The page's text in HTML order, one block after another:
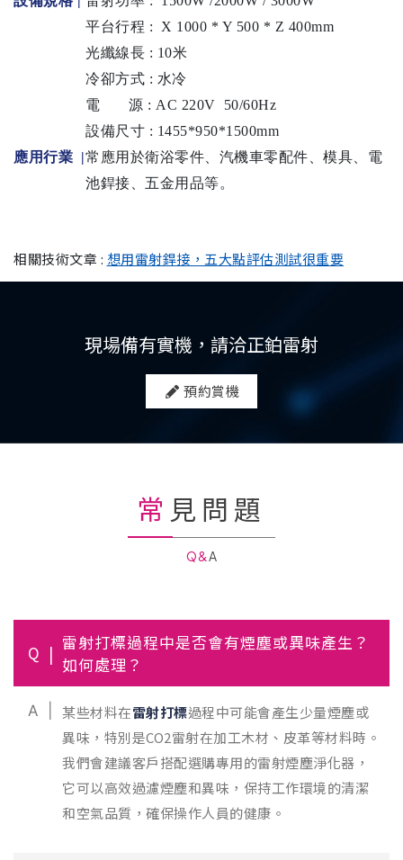
平台行程 : X 1000 * Y 500 * Z 400mm
光纖線長 : 10米
冷卻方式 : 水冷
電 源 : AC 220V 50/60Hz
設備尺寸 : 1455*950*1500mm
應用行業 |常應用於衛浴零件、汽機車零配件、模具、電
池銲接、五金用品等。
相關技術文章 : 想用雷射銲接，五大點評估測試很重要
現場備有實機，請洽正鉑雷射
預約賞機
常見問題
Q&A
Q
雷射打標過程中是否會有煙塵或異味產生？
如何處理？
A 某些材料在雷射打標過程中可能會產生少量煙塵或
異味，特別是CO2雷射在加工木材、皮革等材料時。
我們會建議客戶搭配選購專用的雷射煙塵淨化器，
它可以高效過濾煙塵和異味，保持工作環境的清潔
和空氣品質，確保操作人員的健康。